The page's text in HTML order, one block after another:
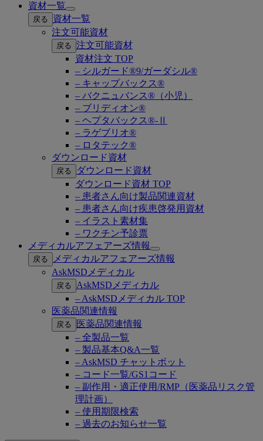
資材一覧
Open
submenu
戻る
資材一覧
注文可能資材
戻る 注文可能資材
資材注文 TOP
– シルガード®9/ガーダシル®
– キャップバックス®
– バクニュバンス®（小児）
– ブリディオン®
– ヘプタバックス®-Ⅱ
– ラゲブリオ®
– ロタテック®
ダウンロード資材
戻る
ダウンロード資材
ダウンロード資材 TOP
– 患者さん向け製品関連資材
– 患者さん向け疾患啓発用資材
– イラスト素材集
– ワクチン予診票
メディカルアフェアーズ情報
Open
submenu
戻る
メディカルアフェアーズ情報
AskMSDメディカル
戻る
AskMSDメディカル
– AskMSDメディカル TOP
医薬品関連情報
戻る
医薬品関連情報
– 全製品一覧
– 製品基本Q&A一覧
– AskMSD チャットボット
– コード一覧/GS1コード
– 副作用・適正使用/RMP（医薬品リスク管
理計画）
– 使用期限検索
– 過去のお知らせ一覧